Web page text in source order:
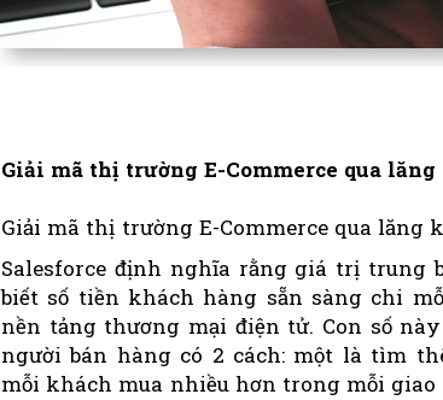
Giải mã thị trường E-Commerce qua
Giải mã thị trường E-Commerce qua
Salesforce định nghĩa rằng giá trị trung
biết số tiền khách hàng sẵn sàng chi
nền tảng thương mại điện tử. Con số
người bán hàng có 2 cách: một là tìm
mỗi khách mua nhiều hơn trong mỗi giao